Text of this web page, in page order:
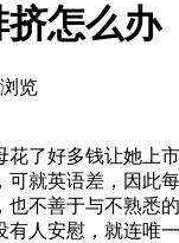
怎么办
览
了好多钱让她上
就英语差，因此
不善于与不熟悉
人安慰，就连唯